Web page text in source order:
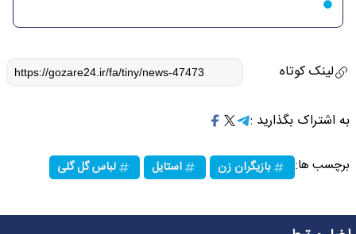
لینک کوتاه
به اشتراک بگذارید :
برچسب ها: بازیگران زن استایل لباس گل گلی